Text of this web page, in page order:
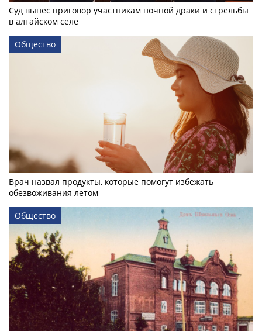
Суд вынес приговор участникам ночной драки и стрельбы
в алтайском селе
Общество
Врач назвал продукты, которые помогут избежать
обезвоживания летом
Общество